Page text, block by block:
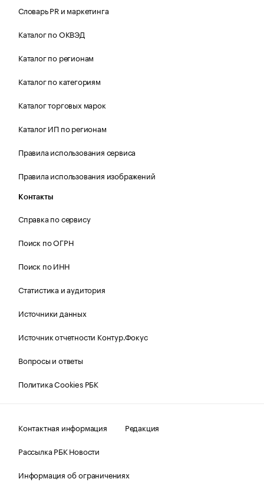
Словарь PR и маркетинга
Каталог по ОКВЭД
Каталог по регионам
Каталог по категориям
Каталог торговых марок
Каталог ИП по регионам
Правила использования сервиса
Правила использования изображений
Контакты
Справка по сервису
Поиск по ОГРН
Поиск по ИНН
Статистика и аудитория
Источники данных
Источник отчетности Контур.Фокус
Вопросы и ответы
Политика Cookies РБК
Контактная информация
Редакция
Рассылка РБК Новости
Информация об ограничениях